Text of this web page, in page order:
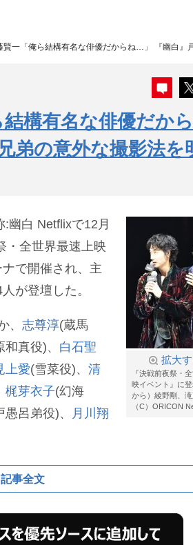
賢一「俺ら結構有名な俳優だからね…」 『幽白』
構有名な俳優だから
弟の意外な撮影法を
拡大
『決戦前夜祭・
映イベント』に
から）綾野剛、
（C）ORICON
白 Netflixで12月
・全世界最速上映
で開催され、主
が登壇した。
、 志尊淳(蔵馬
和真役)、 白石聖
上愛(雪菜役)、 清
梶芽衣子(幻海
愚呂弟役)、
月川翔
記事全文